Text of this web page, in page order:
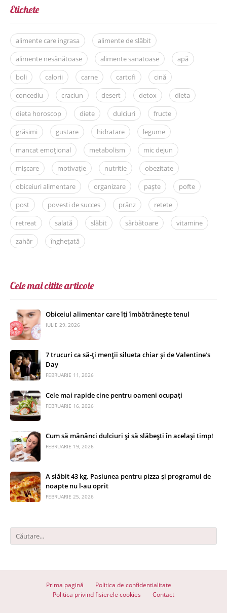
Etichete
alimente care ingrasa
alimente de slăbit
alimente nesănătoase
alimente sanatoase
apă
boli
calorii carne cartofi
cină
concediu
craciun desert detox
dieta
dieta horoscop
diete dulciuri
fructe
grăsimi
gustare hidratare
legume
mancat emoțional
metabolism
mic dejun
mișcare
motivație nutritie
obezitate
obiceiuri alimentare
organizare paște
pofte
post
povesti de succes prânz
retete
retreat
salată slăbit sărbătoare
vitamine
zahăr
înghețată
Cele mai citite articole
Obiceiul alimentar care îți îmbătrânește tenul
IULIE 29, 2026
7 trucuri ca să-ți menții silueta chiar și de Valentine’s
Day
FEBRUARIE 11, 2026
Cele mai rapide cine pentru oameni ocupați
FEBRUARIE 16, 2026
Cum să mănânci dulciuri și să slăbești în același timp!
FEBRUARIE 19, 2026
A slăbit 43 kg. Pasiunea pentru pizza și programul de
noapte nu l-au oprit
FEBRUARIE 25, 2026
Prima pagină
Politica de confidentialitate
Politica privind fisierele cookies
Contact